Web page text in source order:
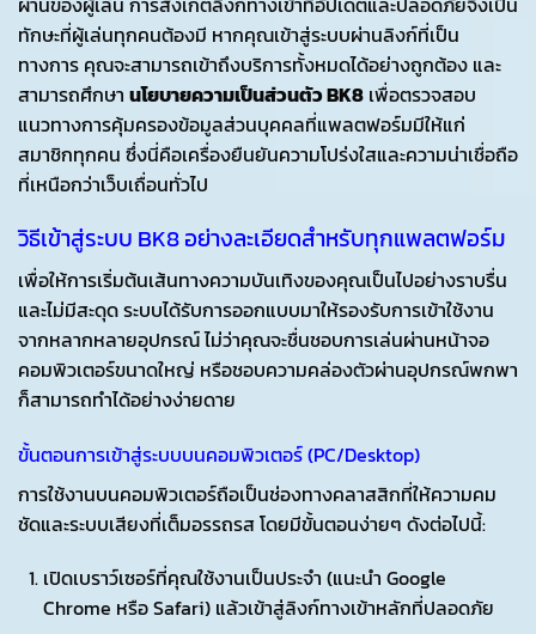
ทักษะที่ผู้เล่นทุกคนต้องมี หากคุณเข้าสู่ระบบผ่านลิงก์ที่เป็น
ทางการ คุณจะสามารถเข้าถึงบริการทั้งหมดได้อย่างถูกต้อง และ
สามารถศึกษา นโยบายความเป็นส่วนตัว BK8 เพื่อตรวจสอบ
แนวทางการคุ้มครองข้อมูลส่วนบุคคลที่แพลตฟอร์มมีให้แก่
สมาชิกทุกคน ซึ่งนี่คือเครื่องยืนยันความโปร่งใสและความน่าเชื่อถือ
ที่เหนือกว่าเว็บเถื่อนทั่วไป
วิธีเข้าสู่ระบบ BK8 อย่างละเอียดสำหรับทุกแพลตฟอร์ม
เพื่อให้การเริ่มต้นเส้นทางความบันเทิงของคุณเป็นไปอย่างราบรื่น
และไม่มีสะดุด ระบบได้รับการออกแบบมาให้รองรับการเข้าใช้งาน
จากหลากหลายอุปกรณ์ ไม่ว่าคุณจะชื่นชอบการเล่นผ่านหน้าจอ
คอมพิวเตอร์ขนาดใหญ่ หรือชอบความคล่องตัวผ่านอุปกรณ์พกพา
ก็สามารถทำได้อย่างง่ายดาย
ขั้นตอนการเข้าสู่ระบบบนคอมพิวเตอร์ (PC/Desktop)
การใช้งานบนคอมพิวเตอร์ถือเป็นช่องทางคลาสสิกที่ให้ความคม
ชัดและระบบเสียงที่เต็มอรรถรส โดยมีขั้นตอนง่ายๆ ดังต่อไปนี้:
เปิดเบราว์เซอร์ที่คุณใช้งานเป็นประจำ (แนะนำ Google
Chrome หรือ Safari) แล้วเข้าสู่ลิงก์ทางเข้าหลักที่ปลอดภัย